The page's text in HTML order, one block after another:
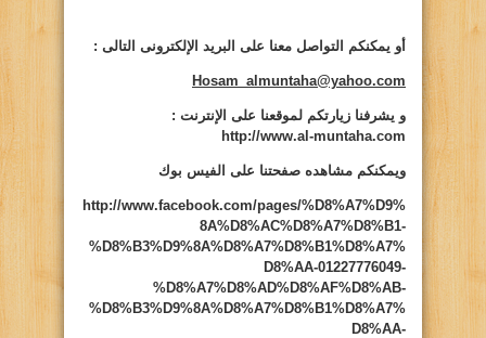
أو يمكنكم التواصل معنا على البريد الإلكترونى التالى :
Hosam_almuntaha@yahoo.com
و يشرفنا زيارتكم لموقعنا على الإنترنت :
http://www.al-muntaha.com
ويمكنكم مشاهده صفحتنا على الفيس بوك
http://www.facebook.com/pages/%D8%A7%D9%
8A%D8%AC%D8%A7%D8%B1-
%D8%B3%D9%8A%D8%A7%D8%B1%D8%A7%
D8%AA-01227776049-
%D8%A7%D8%AD%D8%AF%D8%AB-
%D8%B3%D9%8A%D8%A7%D8%B1%D8%A7%
D8%AA-